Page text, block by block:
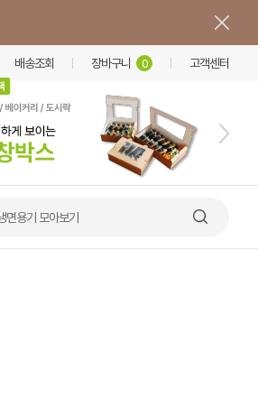
배송조회 장바구니 0 고객센터
면용기 모아보기